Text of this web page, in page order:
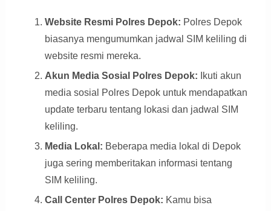
Website Resmi Polres Depok: Polres Depok
biasanya mengumumkan jadwal SIM keliling di
website resmi mereka.
Akun Media Sosial Polres Depok: Ikuti akun
media sosial Polres Depok untuk mendapatkan
update terbaru tentang lokasi dan jadwal SIM
keliling.
Media Lokal: Beberapa media lokal di Depok
juga sering memberitakan informasi tentang
SIM keliling.
Call Center Polres Depok: Kamu bisa